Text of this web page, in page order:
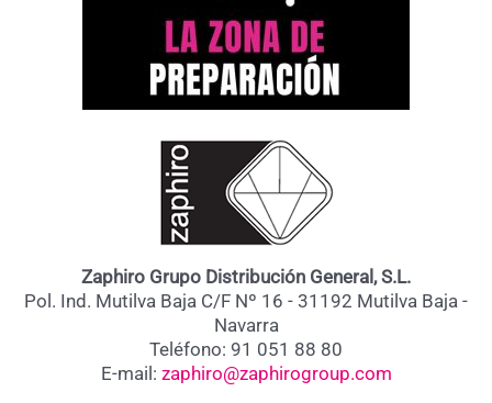
Zaphiro Grupo Distribución General, S.L.
Pol. Ind. Mutilva Baja C/F Nº 16 - 31192 Mutilva Baja -
Navarra
Teléfono: 91 051 88 80
E-mail: zaphiro@zaphirogroup.com